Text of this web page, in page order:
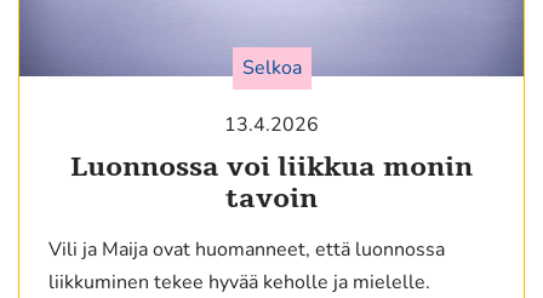
Selkoa
13.4.2026
Luonnossa voi liikkua monin
tavoin
Vili ja Maija ovat huomanneet, että luonnossa
liikkuminen tekee hyvää keholle ja mielelle.